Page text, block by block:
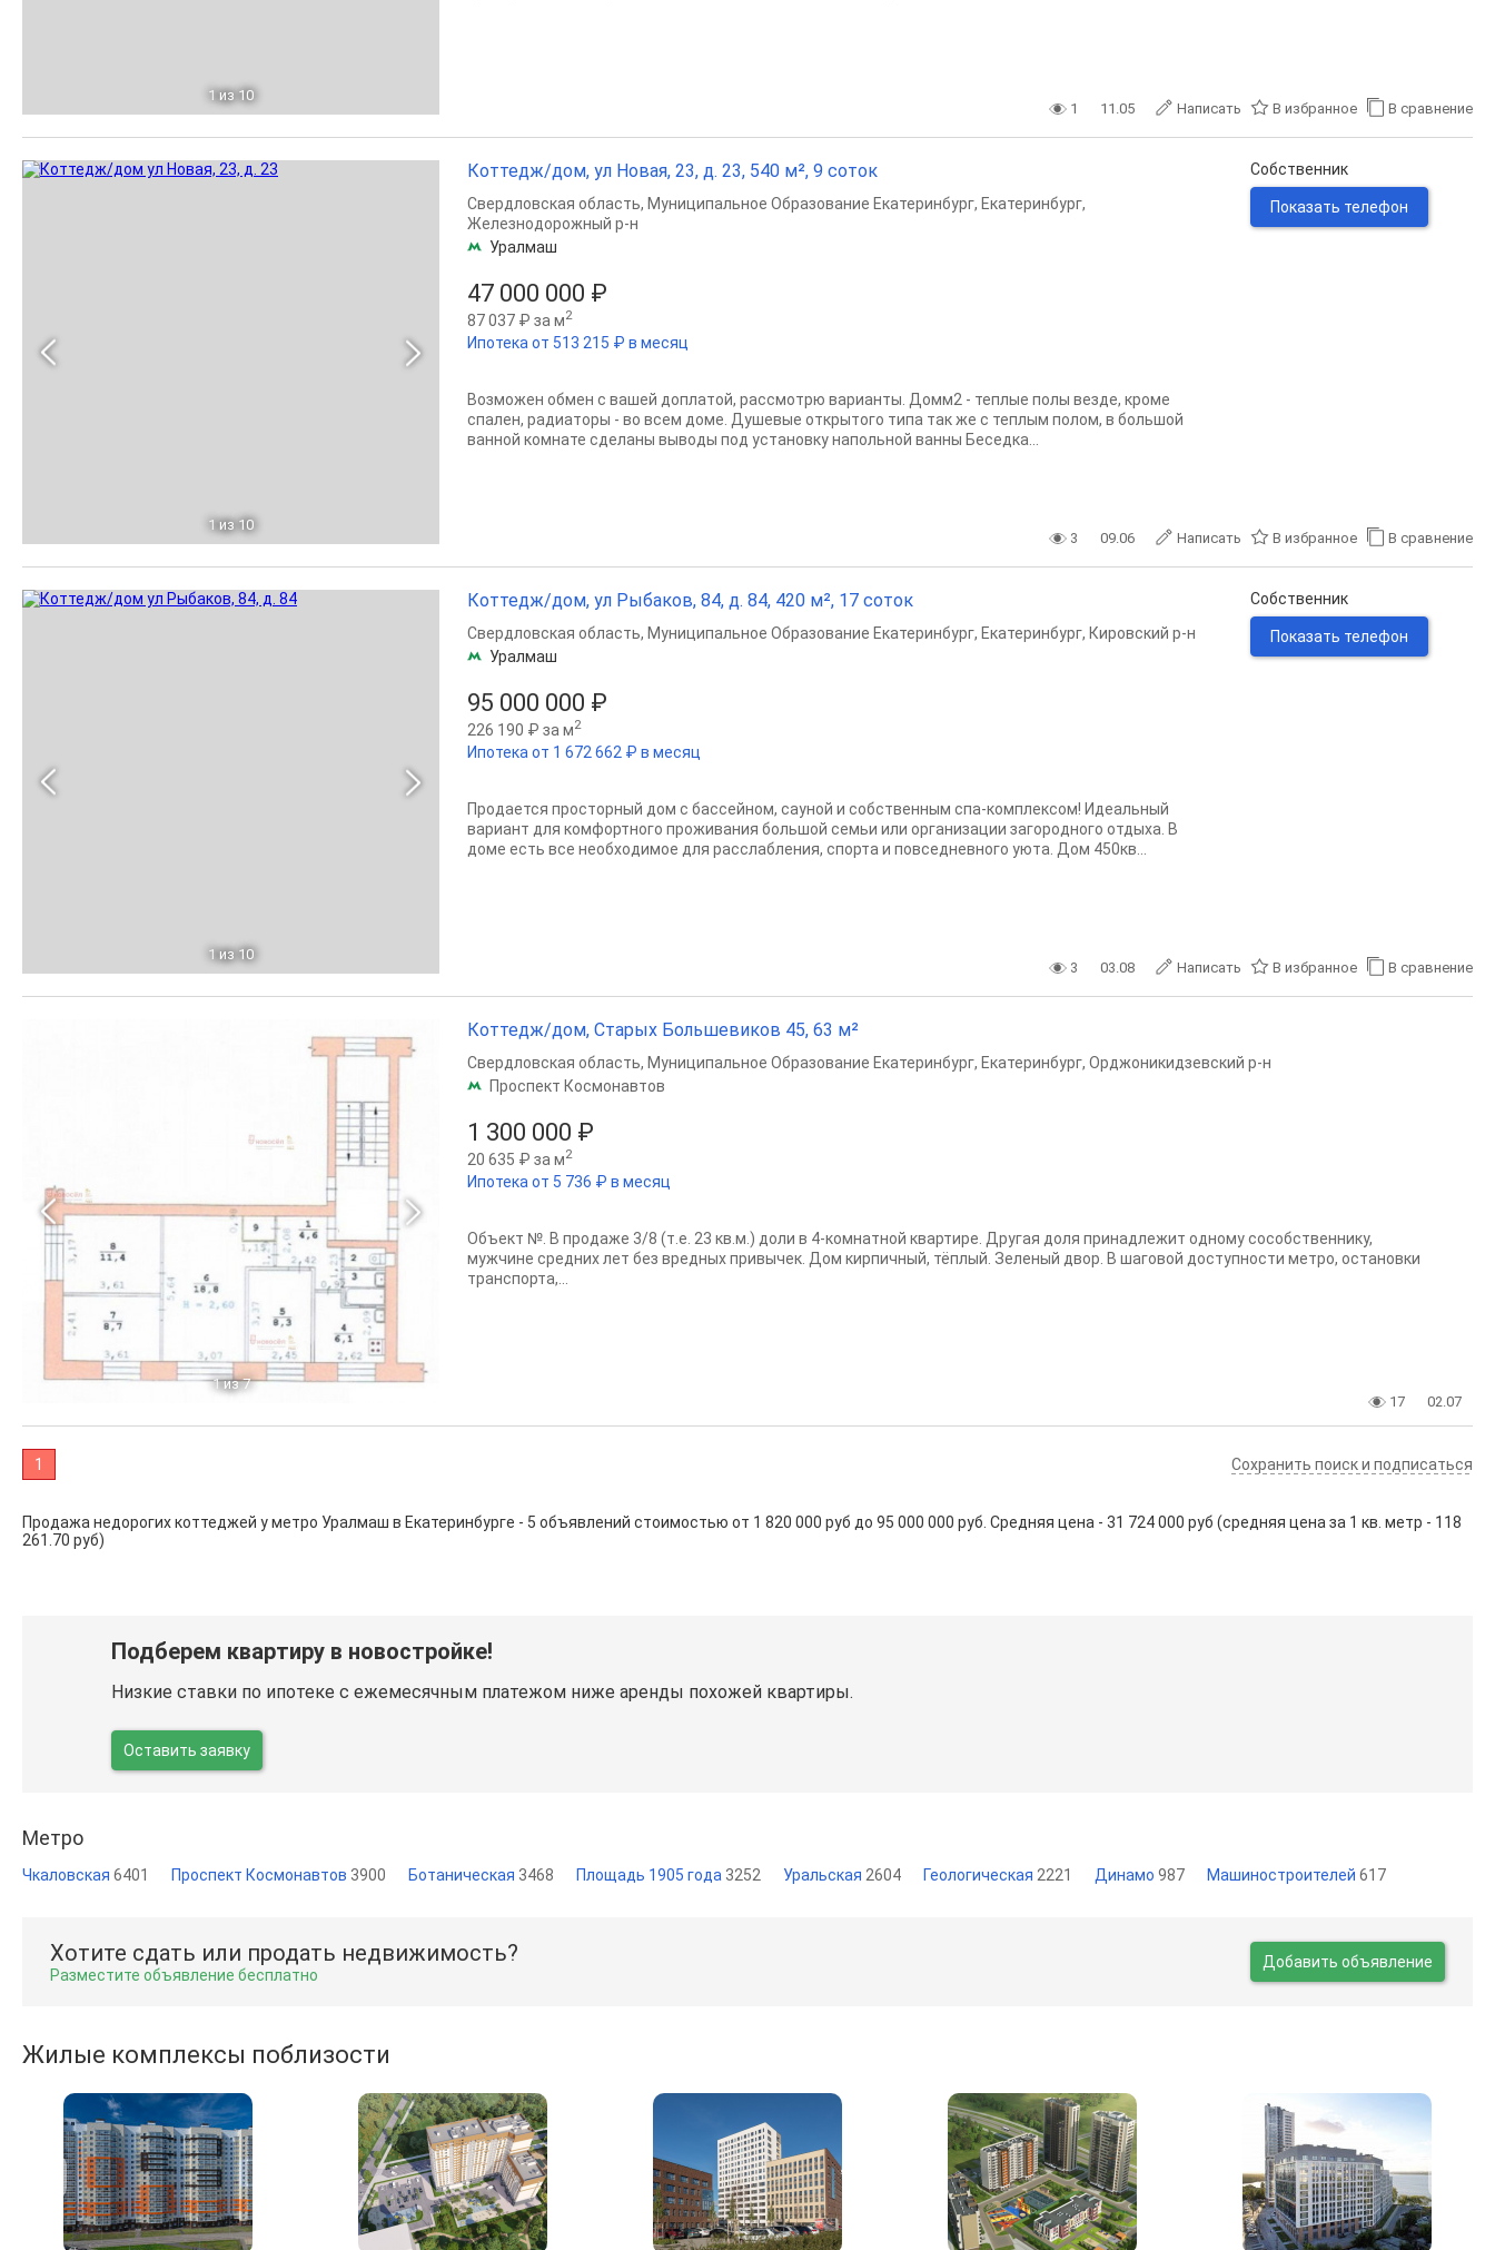
1 из 10
1 11.05 Написать В избранное В сравнение
1 из 10
Коттедж/дом, ул Новая, 23, д. 23, 540 м², 9 соток
47 000 000 ₽
87 037 ₽ за м2
Ипотека от 513 215 ₽ в месяц
Свердловская область, Муниципальное Образование Екатеринбург, Екатеринбург,
Железнодорожный р-н
Уралмаш
Возможен обмен с вашей доплатой, рассмотрю варианты. Домм2 - теплые полы везде, кроме
спален, радиаторы - во всем доме. Душевые открытого типа так же с теплым полом, в большой
ванной комнате сделаны выводы под установку напольной ванны Беседка...
Собственник
Показать телефон
3 09.06 Написать В избранное В сравнение
1 из 10
Коттедж/дом, ул Рыбаков, 84, д. 84, 420 м², 17 соток
95 000 000 ₽
226 190 ₽ за м2
Ипотека от 1 672 662 ₽ в месяц
Свердловская область, Муниципальное Образование Екатеринбург, Екатеринбург, Кировский р-н
Уралмаш
Продается просторный дом с бассейном, сауной и собственным спа-комплексом! Идеальный
вариант для комфортного проживания большой семьи или организации загородного отдыха. В
доме есть все необходимое для расслабления, спорта и повседневного уюта. Дом 450кв...
Собственник
Показать телефон
3 03.08 Написать В избранное В сравнение
1 из 7
Коттедж/дом, Старых Большевиков 45, 63 м²
1 300 000 ₽
20 635 ₽ за м2
Ипотека от 5 736 ₽ в месяц
Свердловская область, Муниципальное Образование Екатеринбург, Екатеринбург, Орджоникидзевский р-н
Проспект Космонавтов
Объект №. В продаже 3/8 (т.е. 23 кв.м.) доли в 4-комнатной квартире. Другая доля принадлежит одному сособственнику,
мужчине средних лет без вредных привычек. Дом кирпичный, тёплый. Зеленый двор. В шаговой доступности метро, остановки
транспорта,...
17 02.07
1 Сохранить поиск и подписаться
Продажа недорогих коттеджей у метро Уралмаш в Екатеринбурге - 5 объявлений стоимостью от 1 820 000 руб до 95 000 000 руб. Средняя цена - 31 724 000 руб (средняя цена за 1 кв. метр - 118
261.70 руб)
Подберем квартиру в новостройке!
Низкие ставки по ипотеке с ежемесячным платежом ниже аренды похожей квартиры.
Оставить заявку
Метро
Чкаловская 6401 Проспект Космонавтов 3900 Ботаническая 3468 Площадь 1905 года 3252 Уральская 2604 Геологическая 2221 Динамо 987 Машиностроителей 617
Хотите сдать или продать недвижимость?
Разместите объявление бесплатно
Добавить объявление
Жилые комплексы поблизости